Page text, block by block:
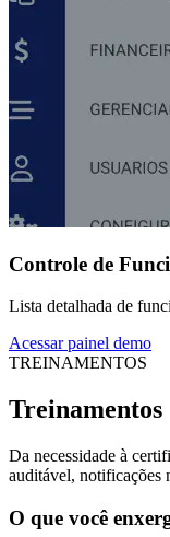
Controle de
Lista detalhada de
Acessar painel demo
TREINAMENTOS
Treinamentos
Da necessidade à
auditável, notificações
O que você